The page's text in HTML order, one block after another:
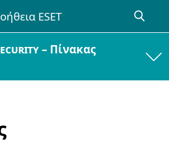
– Πίνακας